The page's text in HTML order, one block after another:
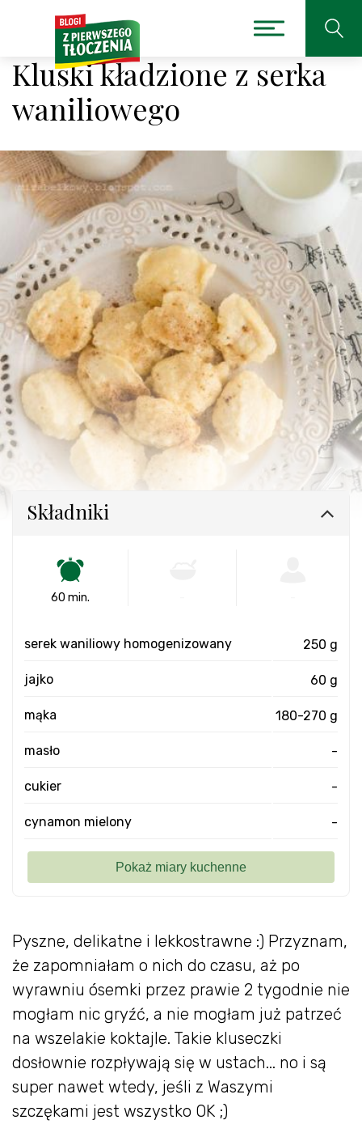
Kluski kładzione z serka
waniliowego
Pyszne, delikatne i lekkostrawne :) Przyznam,
że zapomniałam o nich do czasu, aż po
wyrawniu ósemki przez prawie 2 tygodnie nie
mogłam nic gryźć, a nie mogłam już patrzeć
na wszelakie koktajle. Takie kluseczki
dosłownie rozpływają się w ustach... no i są
super nawet wtedy, jeśli z Waszymi
szczękami jest wszystko OK ;)
Składniki
60 min.
serek waniliowy homogenizowany 250 g
jajko 60 g
mąka 180-270 g
masło -
cukier -
cynamon mielony -